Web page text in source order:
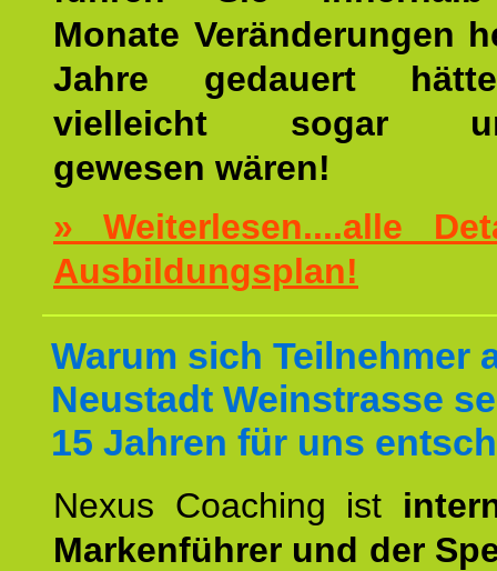
Monate Veränderungen
Jahre gedauert
vielleicht sogar
gewesen wären!
» Weiterlesen....alle
Ausbildungsplan!
Warum sich Teilnehmer
Neustadt Weinstrasse
15 Jahren für uns
Nexus Coaching ist
Markenführer und der